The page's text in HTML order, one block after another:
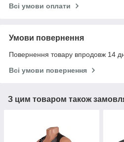
Всі умови оплати
Умови повернення
Повернення товару впродовж 14
Всі умови повернення
З цим товаром також